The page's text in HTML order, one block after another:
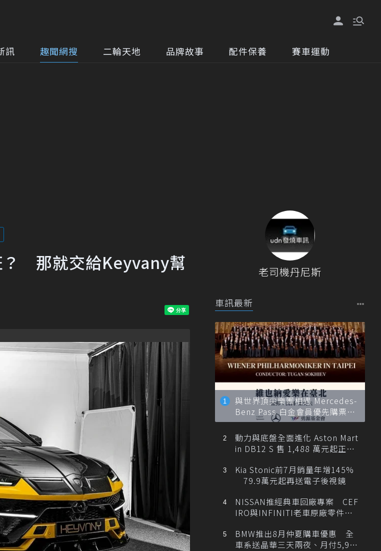
訊 趣聞網搜 二輪天地 品牌故事 配件保養 賽車運動
那就交給Keyvany幫
老司機丹尼斯
車訊最新
與世界頂尖樂團相遇 Mercedes-
Benz Pass 白金會員優先購票維
也納愛樂
動力與底盤全面進化 Aston Mart
in DB12 S 售 1,488 萬元起正式
Kia Stonic前7月銷量年增145%
79.9萬元起再送電子後視鏡
NISSAN推經典車回廠專案 CEF
IRO與INFINITI老車原廠零件最
BMW推出8月仲夏購車優惠 全
車系送晶華三天兩夜、月付5,900